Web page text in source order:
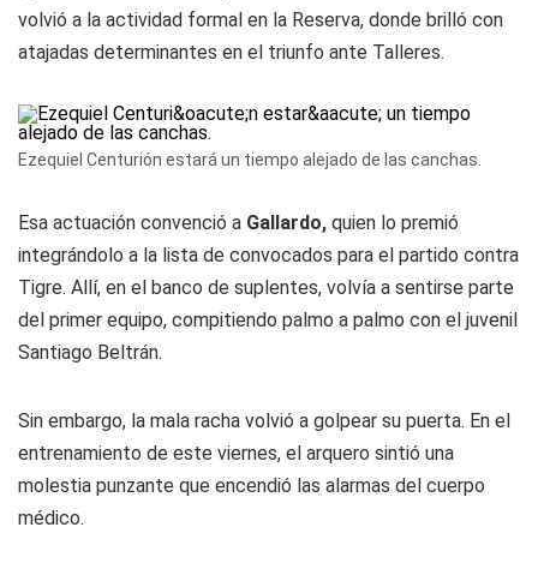
volvió a la actividad formal en la Reserva, donde brilló con
atajadas determinantes en el triunfo ante Talleres.
Ezequiel Centurión estará un tiempo alejado de las canchas.
Esa actuación convenció a Gallardo, quien lo premió
integrándolo a la lista de convocados para el partido contra
Tigre. Allí, en el banco de suplentes, volvía a sentirse parte
del primer equipo, compitiendo palmo a palmo con el juvenil
Santiago Beltrán.
Sin embargo, la mala racha volvió a golpear su puerta. En el
entrenamiento de este viernes, el arquero sintió una
molestia punzante que encendió las alarmas del cuerpo
médico.